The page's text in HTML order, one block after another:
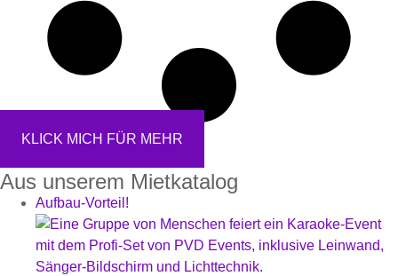
KLICK MICH FÜR MEHR
Aus unserem Mietkatalog
Aufbau-Vorteil!